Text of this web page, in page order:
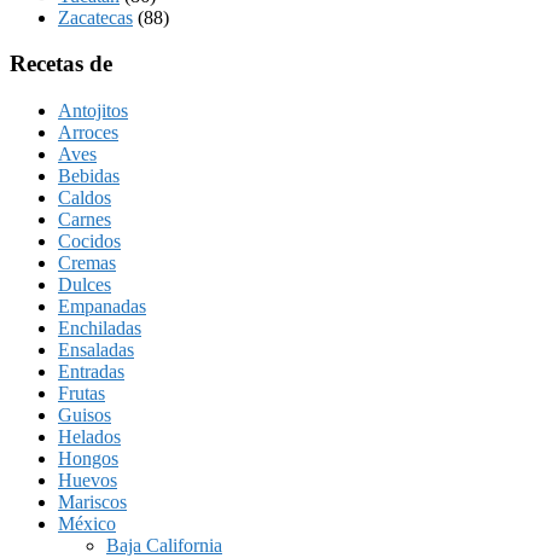
Zacatecas (88)
Recetas de
Antojitos
Arroces
Aves
Bebidas
Caldos
Carnes
Cocidos
Cremas
Dulces
Empanadas
Enchiladas
Ensaladas
Entradas
Frutas
Guisos
Helados
Hongos
Huevos
Mariscos
México
Baja California